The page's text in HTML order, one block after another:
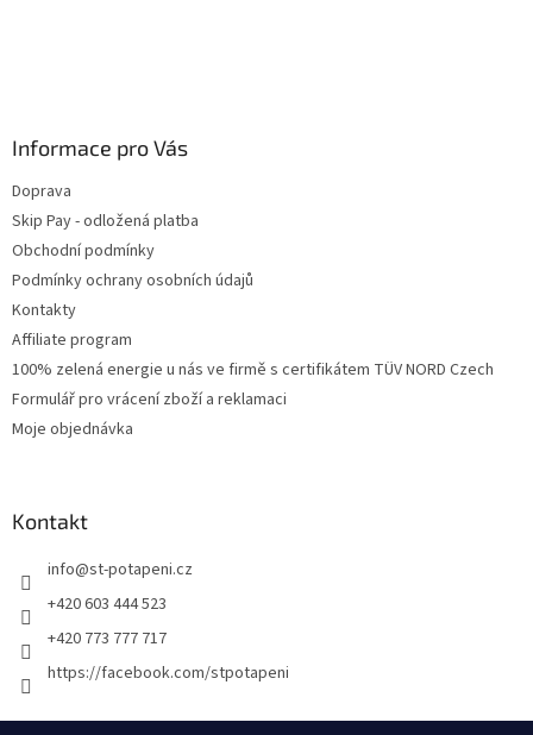
Informace pro Vás
Doprava
Skip Pay - odložená platba
Obchodní podmínky
Podmínky ochrany osobních údajů
Kontakty
Affiliate program
100% zelená energie u nás ve firmě s certifikátem TÜV NORD Czech
Formulář pro vrácení zboží a reklamaci
Moje objednávka
Kontakt
info@st-potapeni.cz
+420 603 444 523
+420 773 777 717
https://facebook.com/stpotapeni